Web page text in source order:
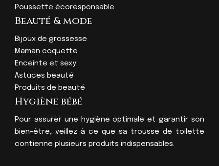
Poussette écoresponsable
Beauté & mode
Bijoux de grossesse
Maman coquette
Enceinte et sexy
Astuces beauté
Produits de beauté
Hygiène bébé
Pour assurer une hygiène optimale et garantir son
bien-être, veillez à ce que sa trousse de toilette
contienne plusieurs produits indispensables.